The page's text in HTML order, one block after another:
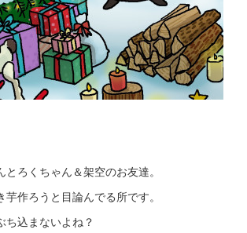
とろくちゃん＆架空のお友達。
作ろうと目論んでる所です。
ち込まないよね？